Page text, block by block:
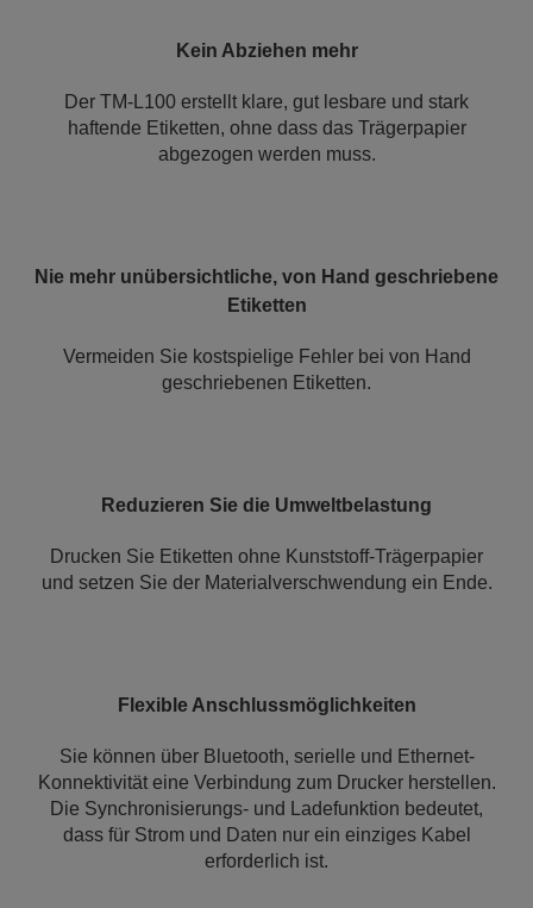
Kein Abziehen mehr
Der TM-L100 erstellt klare, gut lesbare und stark
haftende Etiketten, ohne dass das Trägerpapier
abgezogen werden muss.
Nie mehr unübersichtliche, von Hand geschriebene
Etiketten
Vermeiden Sie kostspielige Fehler bei von Hand
geschriebenen Etiketten.
Reduzieren Sie die Umweltbelastung
Drucken Sie Etiketten ohne Kunststoff-Trägerpapier
und setzen Sie der Materialverschwendung ein Ende.
Flexible Anschlussmöglichkeiten
Sie können über Bluetooth, serielle und Ethernet-
Konnektivität eine Verbindung zum Drucker herstellen.
Die Synchronisierungs- und Ladefunktion bedeutet,
dass für Strom und Daten nur ein einziges Kabel
erforderlich ist.